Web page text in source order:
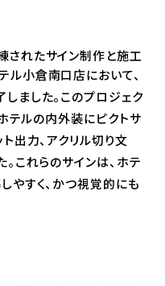
されたサイン制作と施工
小倉南口店において、
ました。このプロジェク
テルの内外装にピクトサ
出力、アクリル切り文
これらのサインは、ホテ
やすく、かつ視覚的にも